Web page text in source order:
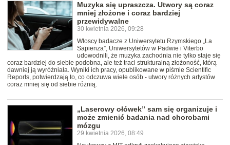
Muzyka się upraszcza. Utwory są coraz
mniej złożone i coraz bardziej
przewidywalne
30 kwietnia 2026, 09:28
Włoscy badacze z Uniwersytetu Rzymskiego „La
Sapienza”, Uniwersytetów w Padwie i Viterbo
udowodnili, że muzyka zachodnia nie tylko staje się
coraz bardziej do siebie podobna, ale też traci strukturalną złożoność, którą
dawniej ją wyróżniała. Wyniki ich pracy, opublikowane w piśmie Scientific
Reports, potwierdzają to, co odczuwa wiele osób - utwory różnych artystów
coraz mniej się od siebie różnią.
„Laserowy ołówek” sam się organizuje i
może zmienić badania nad chorobami
mózgu
29 kwietnia 2026, 08:49